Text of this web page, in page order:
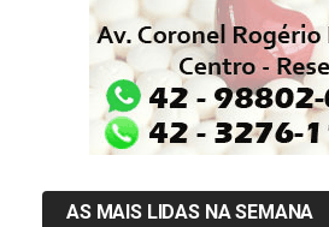
AS MAIS LIDAS NA SEMANA